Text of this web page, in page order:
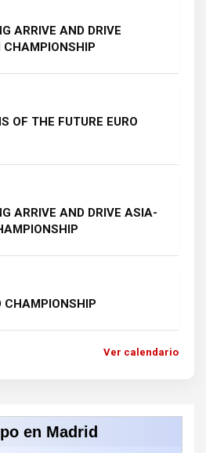
ARRIVE AND DRIVE
CHAMPIONSHIP
OF THE FUTURE EURO
ARRIVE AND DRIVE ASIA-
CHAMPIONSHIP
Ver calendario
en Madrid